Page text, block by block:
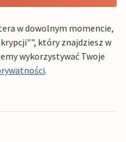
w dowolnym momencie,
który znajdziesz w
wykorzystywać Twoje
.